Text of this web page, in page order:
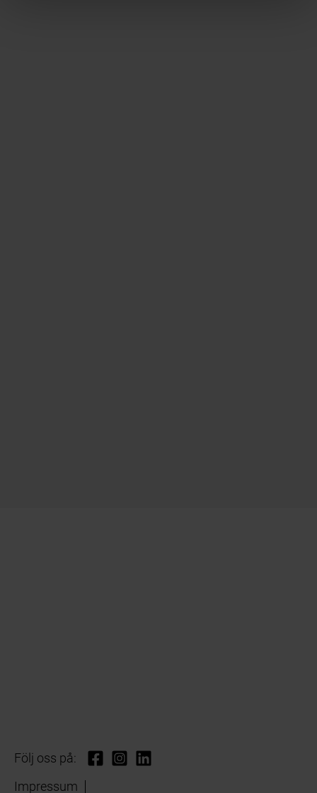
Följ oss på:
Impressum